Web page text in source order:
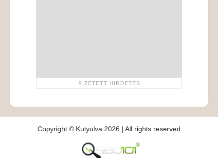
Copyright © Kutyulva 2026 | All rights reserved